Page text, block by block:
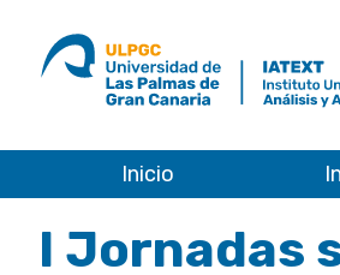
ULPGC
al
inicio
Inicio
I Jornadas